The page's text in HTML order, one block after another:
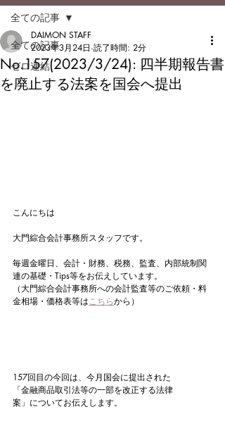
全ての記事
ゼロ連結
全ての記事
No.157(2023/3/24): 四半期報告書
を廃止する法案を国会へ提出
DAIMON STAFF
2023年3月24日 読了時間: 2分
こんにちは
大門綜合会計事務所スタッフです。
毎週金曜日、会計・財務、税務、監査、内部統制関
連の基礎・Tips等をお伝えしています。
（大門綜合会計事務所への会計監査等のご依頼・料
金相場・価格表等はこちらから）
157回目の今回は、今月国会に提出された
「金融商品取引法等の一部を改正する法律
案」についてお伝えします。